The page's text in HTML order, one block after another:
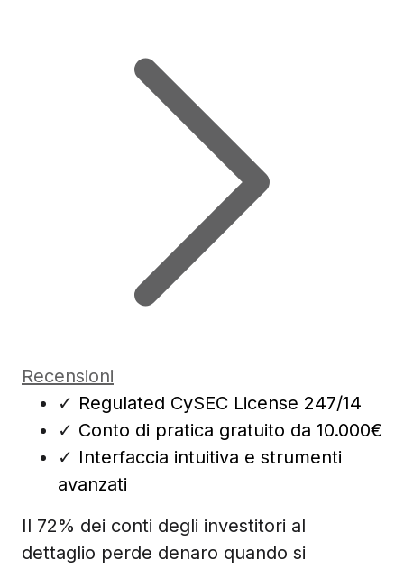
Recensioni
✓ Regulated CySEC License 247/14
✓ Conto di pratica gratuito da 10.000€
✓ Interfaccia intuitiva e strumenti
avanzati
Il 72% dei conti degli investitori al
dettaglio perde denaro quando si